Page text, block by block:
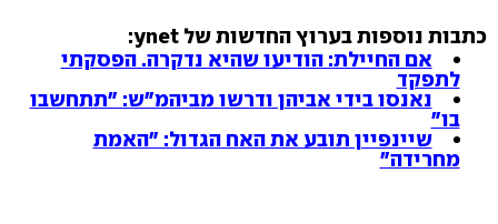
כתבות נוספות בערוץ החדשות של ynet:
אם החיילת: הודיעו שהיא נדקרה. הפסקתי
לתפקד
נאנסו בידי אביהן ודרשו מביהמ"ש: "תתחשבו
בו"
שיינפיין תובע את האח הגדול: "האמת
מחרידה"